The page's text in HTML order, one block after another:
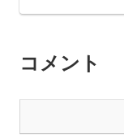
コメント